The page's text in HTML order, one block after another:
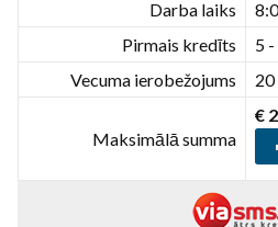
Darba laiks
Pirmais kredīts
5
Vecuma ierobežojums
Maksimālā summa
€